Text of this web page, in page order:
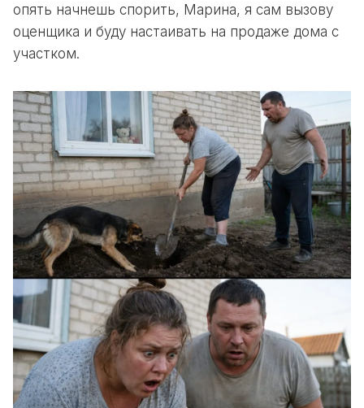
опять начнешь спорить, Марина, я сам вызову
оценщика и буду настаивать на продаже дома с
участком.